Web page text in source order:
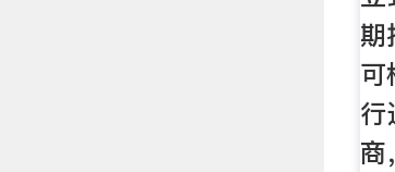
期
可
行
商